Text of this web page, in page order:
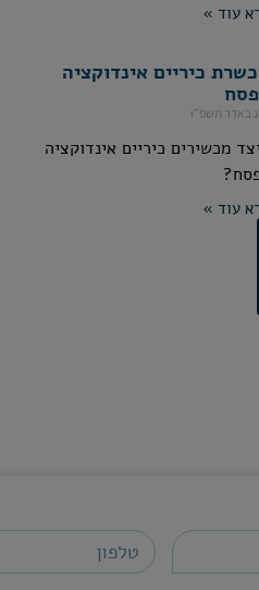
עוד »
כיריים אינדוקציה
באדר תשפ״ו
מכשירים כיריים אינדוקציה
עוד »